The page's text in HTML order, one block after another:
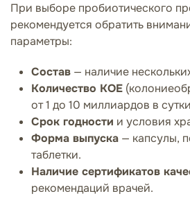
При выборе пробиотического
рекомендуется обратить
параметры:
Состав — наличие
Количество КОЕ
от 1 до 10 миллиардов в
Срок годности и условия
Форма выпуска — капсулы,
таблетки.
Наличие сертификатов
рекомендаций врачей.